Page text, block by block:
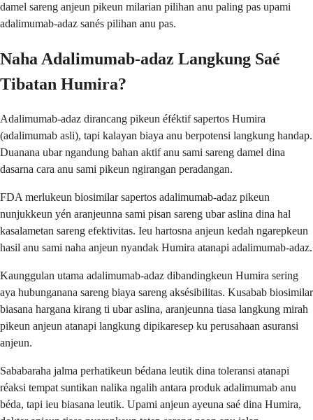
damel sareng anjeun pikeun milarian pilihan anu paling pas upami
adalimumab-adaz sanés pilihan anu pas.
Naha Adalimumab-adaz Langkung Saé
Tibatan Humira?
Adalimumab-adaz dirancang pikeun éféktif sapertos Humira
(adalimumab asli), tapi kalayan biaya anu berpotensi langkung handap.
Duanana ubar ngandung bahan aktif anu sami sareng damel dina
dasarna cara anu sami pikeun ngirangan peradangan.
FDA merlukeun biosimilar sapertos adalimumab-adaz pikeun
nunjukkeun yén aranjeunna sami pisan sareng ubar aslina dina hal
kasalametan sareng efektivitas. Ieu hartosna anjeun kedah ngarepkeun
hasil anu sami naha anjeun nyandak Humira atanapi adalimumab-adaz.
Kaunggulan utama adalimumab-adaz dibandingkeun Humira sering
aya hubunganana sareng biaya sareng aksésibilitas. Kusabab biosimilar
biasana hargana kirang ti ubar aslina, aranjeunna tiasa langkung mirah
pikeun anjeun atanapi langkung dipikaresep ku perusahaan asuransi
anjeun.
Sababaraha jalma perhatikeun bédana leutik dina toleransi atanapi
réaksi tempat suntikan nalika ngalih antara produk adalimumab anu
béda, tapi ieu biasana leutik. Upami anjeun ayeuna saé dina Humira,